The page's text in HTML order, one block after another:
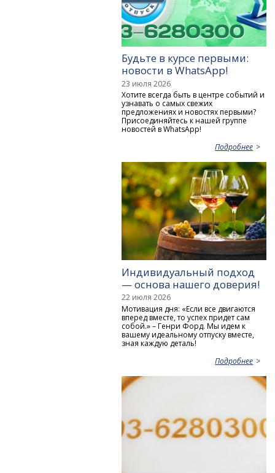
Будьте в курсе первыми:
новости в WhatsApp!
23 июля 2026
Хотите всегда быть в центре событий и
узнавать о самых свежих
предложениях и новостях первыми?
Присоединяйтесь к нашей группе
новостей в WhatsApp!
Подробнее
Индивидуальный подход
— основа нашего доверия!
22 июля 2026
Мотивация дня: «Если все двигаются
вперед вместе, то успех придет сам
собой.» – Генри Форд. Мы идем к
вашему идеальному отпуску вместе,
зная каждую деталь!
Подробнее